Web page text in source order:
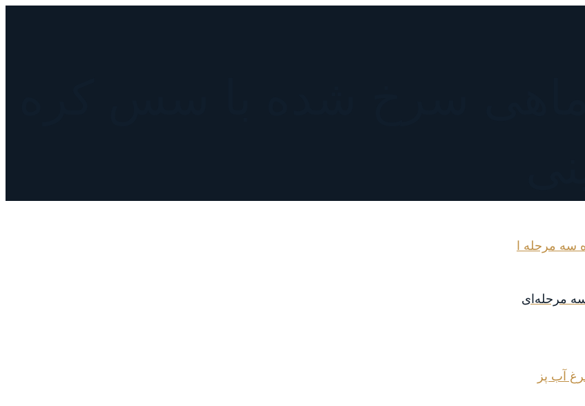
مرحله‌ای